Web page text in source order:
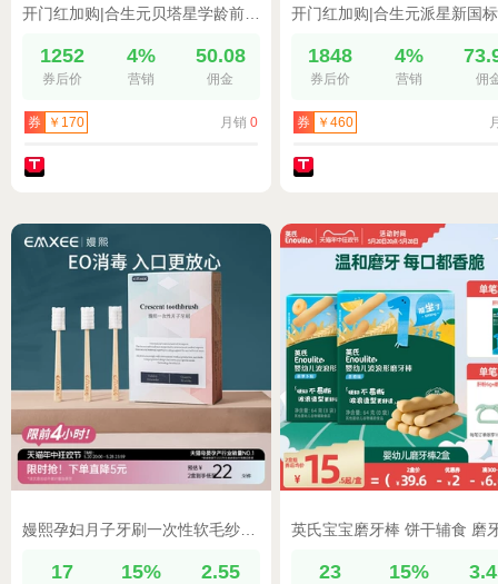
1252
券后价
4%
营销
50.08
佣金
券 ￥170 月销 0
1848
券后价
4%
营销 佣
券 ￥460
17 15% 2.55 23 15%